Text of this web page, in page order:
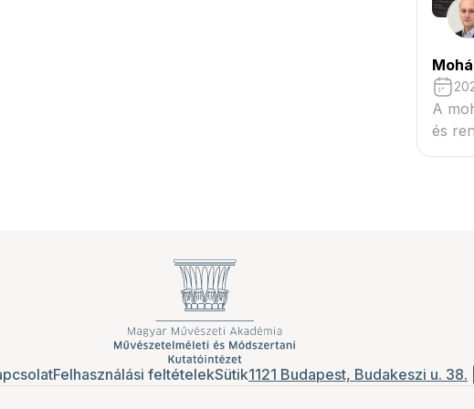
A
és
Felhasználási feltételekSütik1121 Budapest, Budakeszi u. 38.